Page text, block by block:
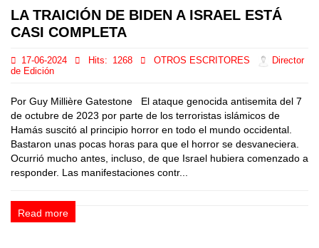
LA TRAICIÓN DE BIDEN A ISRAEL ESTÁ
CASI COMPLETA
17-06-2024 Hits: 1268 OTROS ESCRITORES
Director
de Edición
Por Guy Millière Gatestone El ataque genocida antisemita del 7
de octubre de 2023 por parte de los terroristas islámicos de
Hamás suscitó al principio horror en todo el mundo occidental.
Bastaron unas pocas horas para que el horror se desvaneciera.
Ocurrió mucho antes, incluso, de que Israel hubiera comenzado a
responder. Las manifestaciones contr...
Read more